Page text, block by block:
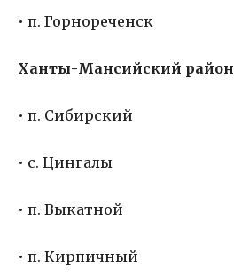
• п. Горнореченск
Ханты-Мансийский район
• п. Сибирский
• с. Цингалы
• п. Выкатной
• п. Кирпичный